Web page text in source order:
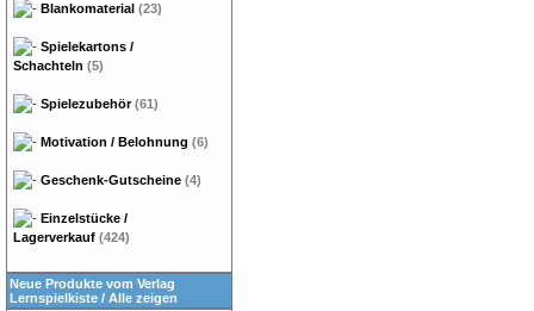
Blankomaterial (23)
Spielekartons /
Schachteln (5)
Spielezubehör(61)
Motivation / Belohnung (6)
Geschenk-Gutscheine (4)
Einzelstücke /
Lagerverkauf (424)
Neue Produkte vom Verlag
Lernspielkiste / Alle zeigen